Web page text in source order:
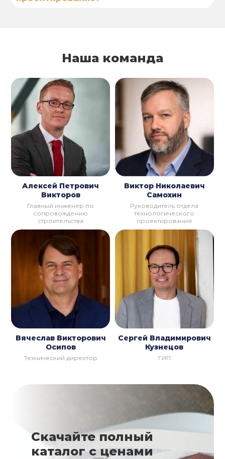
Наша команда
Алексей Петрович
Викторов
Главный инженер по
сопровождению
строительства
Виктор Николаевич
Самохин
Руководитель отдела
технологического
проектирования
Вячеслав Викторович
Осипов
Технический директор
Сергей Владимирович
Кузнецов
ГИП
Скачайте полный
каталог с ценами